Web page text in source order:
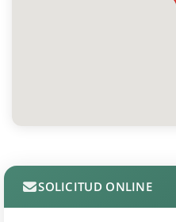
SOLICITUD ONLINE